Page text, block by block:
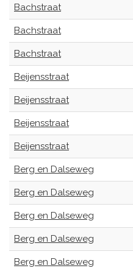
Bachstraat
Bachstraat
Bachstraat
Beijensstraat
Beijensstraat
Beijensstraat
Beijensstraat
Berg en Dalseweg
Berg en Dalseweg
Berg en Dalseweg
Berg en Dalseweg
Berg en Dalseweg